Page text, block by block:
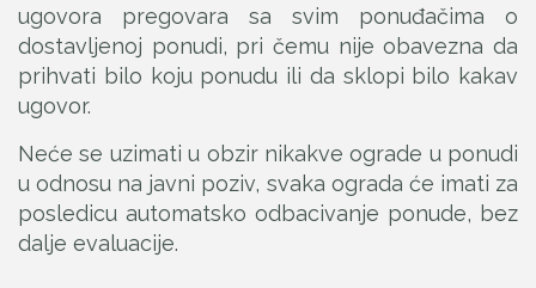
ugovora pregovara sa svim ponuđačima o
dostavljenoj ponudi, pri čemu nije obavezna da
prihvati bilo koju ponudu ili da sklopi bilo kakav
ugovor.
Neće se uzimati u obzir nikakve ograde u ponudi
u odnosu na javni poziv, svaka ograda će imati za
posledicu automatsko odbacivanje ponude, bez
dalje evaluacije.